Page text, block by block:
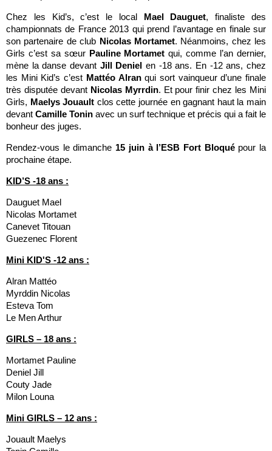
Chez les Kid’s, c’est le local Mael Dauguet, finaliste des
championnats de France 2013 qui prend l’avantage en finale sur
son partenaire de club Nicolas Mortamet. Néanmoins, chez les
Girls c’est sa sœur Pauline Mortamet qui, comme l’an dernier,
mène la danse devant Jill Deniel en -18 ans. En -12 ans, chez
les Mini Kid’s c’est Mattéo Alranqui sort vainqueur d’une finale
très disputée devant Nicolas Myrrdin. Et pour finir chez les Mini
Girls, Maelys Jouault clos cette journée en gagnant haut la main
devant Camille Tonin avec un surf technique et précis qui a fait le
bonheur des juges.
Rendez-vous le dimanche 15 juin à l’ESB Fort Bloquépour la
prochaine étape.
KID’S -18 ans :
Dauguet Mael
Nicolas Mortamet
Canevet Titouan
Guezenec Florent
Mini KID'S -12 ans :
Alran Mattéo
Myrddin Nicolas
Esteva Tom
Le Men Arthur
GIRLS – 18 ans :
Mortamet Pauline
Deniel Jill
Couty Jade
Milon Louna
Mini GIRLS – 12 ans :
Jouault Maelys